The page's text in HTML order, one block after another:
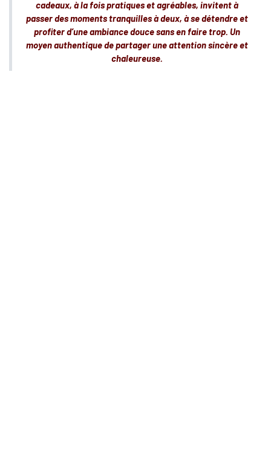
cadeaux, à la fois pratiques et agréables, invitent à
passer des moments tranquilles à deux, à se détendre et
profiter d’une ambiance douce sans en faire trop. Un
moyen authentique de partager une attention sincère et
chaleureuse.